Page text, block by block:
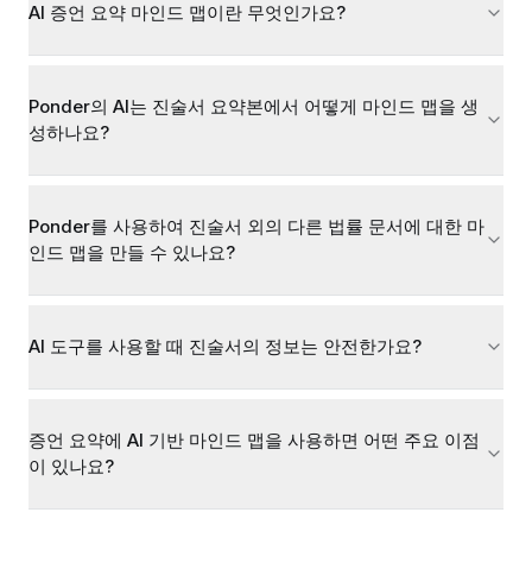
AI 증언 요약 마인드 맵이란 무엇인가요?
Ponder의 AI는 진술서 요약본에서 어떻게 마인드 맵을 생
성하나요?
Ponder를 사용하여 진술서 외의 다른 법률 문서에 대한 마
인드 맵을 만들 수 있나요?
AI 도구를 사용할 때 진술서의 정보는 안전한가요?
증언 요약에 AI 기반 마인드 맵을 사용하면 어떤 주요 이점
이 있나요?